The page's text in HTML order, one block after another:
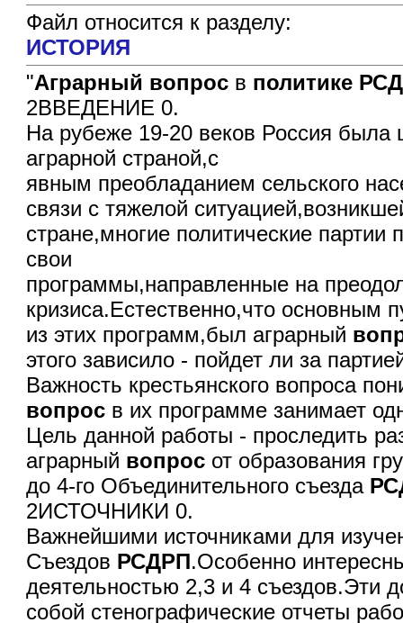
Файл относится к разделу:
ИСТОРИЯ
"Аграрный вопрос в политике
2ВВЕДЕНИЕ 0.
На рубеже 19-20 веков Россия была
аграрной страной,с
явным преобладанием сельского
связи с тяжелой
стране,многие политические партии
свои
программы,направленные на
кризиса.Естественно,что основным
из этих программ,был аграрный
этого зависило - пойдет ли за
Важность крестьянского вопроса
вопрос в их программе занимает
Цель данной работы - проследить
аграрный вопрос от образования
до 4-го Объединительного съезда
2ИСТОЧНИКИ 0.
Важнейшими источниками для
Съездов РСДРП.Особенно
деятельностью 2,3 и 4 съездов.Эти
собой стенографические отчеты